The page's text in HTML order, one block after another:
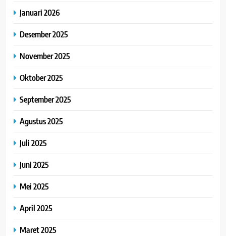
Januari 2026
Desember 2025
November 2025
Oktober 2025
September 2025
Agustus 2025
Juli 2025
Juni 2025
Mei 2025
April 2025
Maret 2025